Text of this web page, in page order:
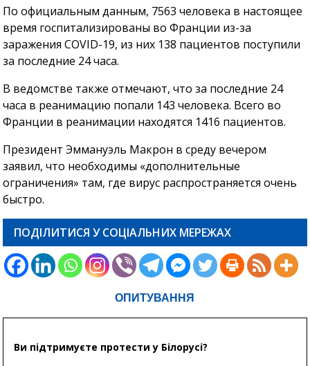
По официальным данным, 7563 человека в настоящее
время госпитализированы во Франции из-за
заражения COVID-19, из них 138 пациентов поступили
за последние 24 часа.
В ведомстве также отмечают, что за последние 24
часа в реанимацию попали 143 человека. Всего во
Франции в реанимации находятся 1416 пациентов.
Президент Эммануэль Макрон в среду вечером
заявил, что необходимы «дополнительные
ограничения» там, где вирус распространяется очень
быстро.
ПОДІЛИТИСЯ У СОЦІАЛЬНИХ МЕРЕЖАХ
ОПИТУВАННЯ
Ви підтримуєте протести у Білорусі?